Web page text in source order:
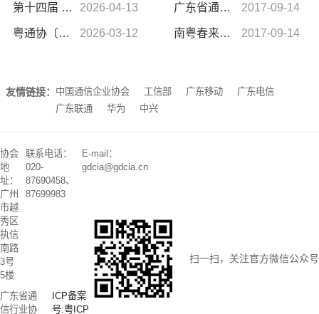
第十四届 “广东通信杯”网球邀请赛圆满落幕 2026-04-13
粤通协〔2026〕15 号-关于组织参加第十四届“广东通信杯”网球邀请赛的通知 2026-03-12
广东省通信行业协会入会申请表下载 2017-09-14
南粤春来早 东风第一家——广东省通信行业协会成立回顾 2017-09-14
友情链接： 中国通信企业协会 工信部 广东移动
广东电信
广东联通
华为 中兴
协会
地
址：
广州
市越
秀区
执信
南路
3号
5楼
联系电话：
020-
87690458、
87699983
E-mail：
gdcia@gdcia.cn
广东省通
信行业协
ICP备案
号:粤ICP
扫一扫，关注官方微信公众号